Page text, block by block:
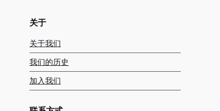
关于
关于我们
我们的历史
加入我们